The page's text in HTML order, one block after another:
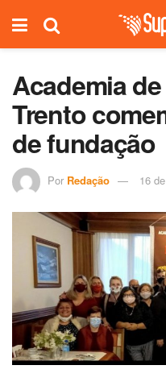
Academia
Trento
de fundação
Por Redação 16